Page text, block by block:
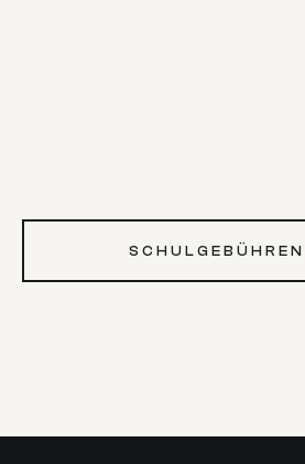
SCHULGEBÜHREN